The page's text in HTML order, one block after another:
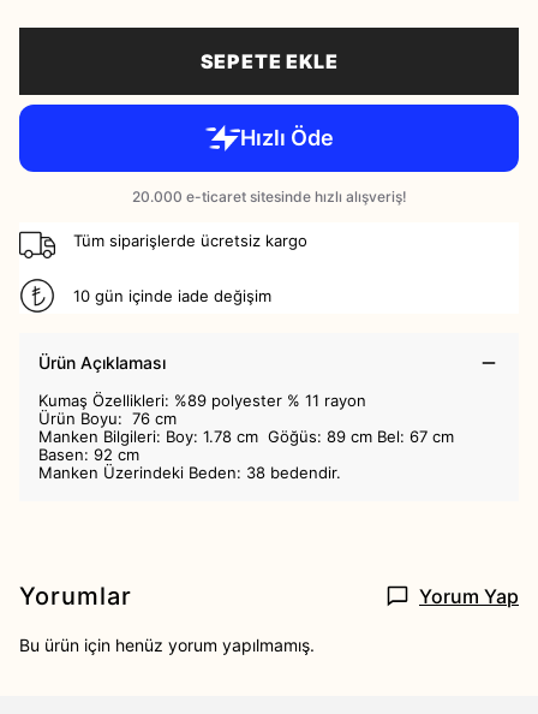
SEPETE EKLE
Tüm siparişlerde ücretsiz kargo
10 gün içinde iade değişim
Ürün Açıklaması
​Kumaş Özellikleri: %89 polyester % 11 rayon
Ürün Boyu: 76 cm
Manken Bilgileri: Boy: 1.78 cm Göğüs: 89 cm Bel: 67 cm
Basen: 92 cm
Manken Üzerindeki Beden: 38 bedendir.
Yorumlar Yorum Yap
Bu ürün için henüz yorum yapılmamış.